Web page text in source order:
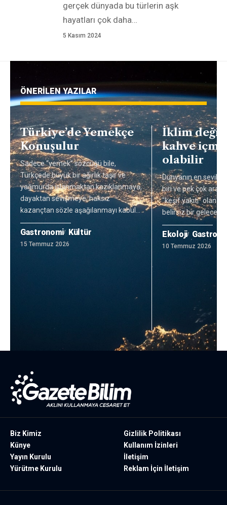
gerçek dünyada bu türlerin aşk
hayatları çok daha…
5 Kasım 2024
ÖNERİLEN YAZILAR
Türkiye’de Yemekçe
Konuşulur
Sadece “yemek” sözcüğü bile,
Türkçede büyük bir ağırlık taşır ve
yağmurda ıslanmaktan kazıklanmaya,
dayaktan sevişmeye, haksız
kazançtan sözle aşağılanmayı kabul …
Gastronomi Kültür
15 Temmuz 2026
İklim
kahve
olabilir
Dünyanın en
biri ve pek çok
"keşif yakıtı" olan
belirsiz bir gelecekle
Ekoloji
10 Temmuz 2026
Biz Kimiz
Künye
Yayın Kurulu
Yürütme Kurulu
Gizlilik Politikası
Kullanım İzinleri
İletişim
Reklam İçin İletişim